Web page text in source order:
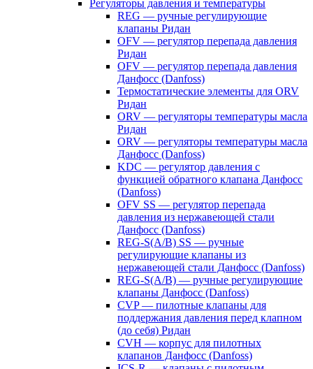
Регуляторы давления и температуры
REG — ручные регулирующие
клапаны Ридан
OFV — регулятор перепада давления
Ридан
OFV — регулятор перепада давления
Данфосс (Danfoss)
Термостатические элементы для ORV
Ридан
ORV — регуляторы температуры масла
Ридан
ORV — регуляторы температуры масла
Данфосс (Danfoss)
KDC — регулятор давления с
функцией обратного клапана Данфосс
(Danfoss)
OFV SS — регулятор перепада
давления из нержавеющей стали
Данфосс (Danfoss)
REG-S(A/B) SS — ручные
регулирующие клапаны из
нержавеющей стали Данфосс (Danfoss)
REG-S(A/B) — ручные регулирующие
клапаны Данфосс (Danfoss)
CVP — пилотные клапаны для
поддержания давления перед клапном
(до себя) Ридан
CVH — корпус для пилотных
клапанов Данфосс (Danfoss)